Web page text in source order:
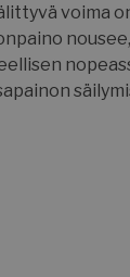
voima